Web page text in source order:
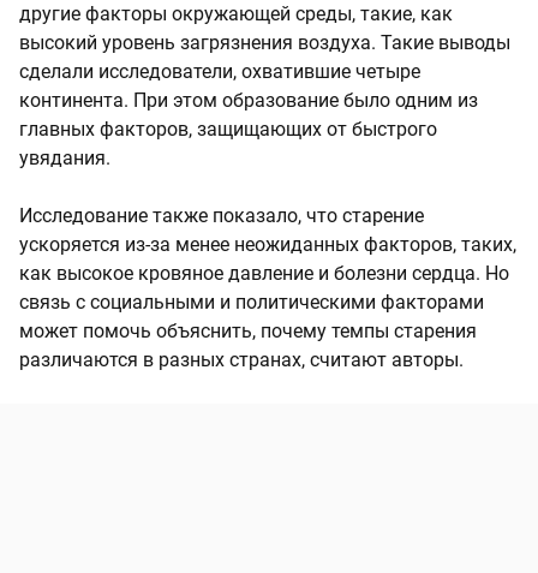
другие факторы окружающей среды, такие, как
высокий уровень загрязнения воздуха. Такие выводы
сделали исследователи, охватившие четыре
континента. При этом образование было одним из
главных факторов, защищающих от быстрого
увядания.
Исследование также показало, что старение
ускоряется из-за менее неожиданных факторов, таких,
как высокое кровяное давление и болезни сердца. Но
связь с социальными и политическими факторами
может помочь объяснить, почему темпы старения
различаются в разных странах, считают авторы.